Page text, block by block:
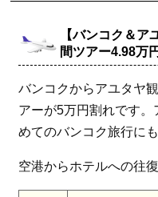
【バンコク＆ア
間ツアー4.98万
バンコクからアユタヤ
アーが5万円割れです
めてのバンコク旅行に
空港からホテルへの往